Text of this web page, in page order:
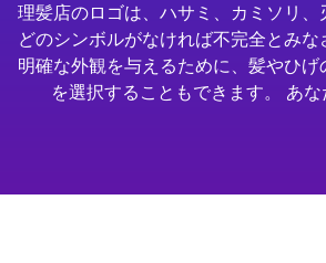
理髪店のロゴは、ハサミ、カミソリ、
どのシンボルがなければ不完全とみな
明確な外観を与えるために、髪やひ
を選択することもできます。 あな